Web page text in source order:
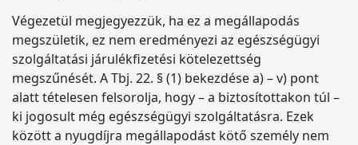
Végezetül megjegyezzük, ha ez a megállapodás
megszületik, ez nem eredményezi az egészségügyi
szolgáltatási járulékfizetési kötelezettség
megszűnését. A Tbj. 22. § (1) bekezdése a) – v) pont
alatt tételesen felsorolja, hogy – a biztosítottakon túl –
ki jogosult még egészségügyi szolgáltatásra. Ezek
között a nyugdíjra megállapodást kötő személy nem